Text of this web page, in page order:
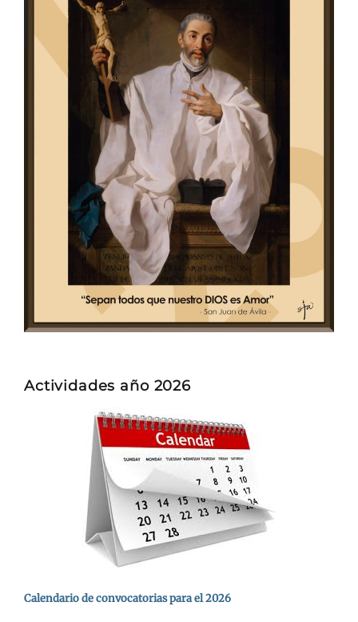
Actividades año 2026
Calendario de convocatorias para el 2026